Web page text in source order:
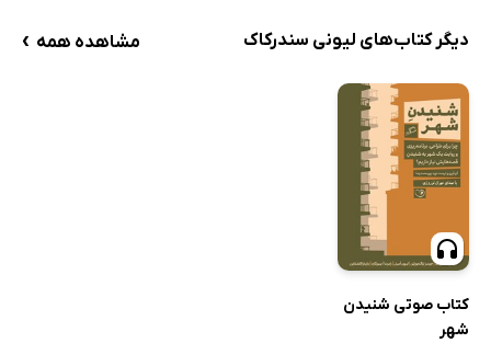
دیگر کتاب‌های لیونی سندرکاک مشاهده همه ›
کتاب صوتی شنیدن
شهر